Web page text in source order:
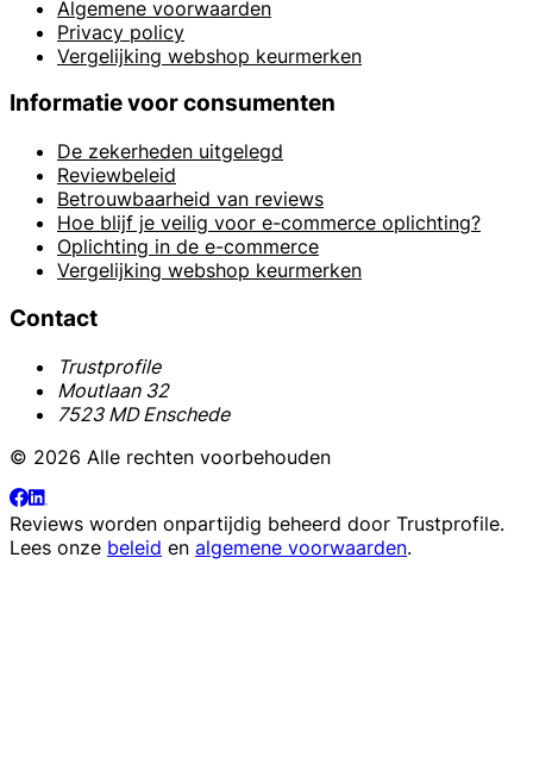
Algemene voorwaarden
Privacy policy
Vergelijking webshop keurmerken
Informatie voor consumenten
De zekerheden uitgelegd
Reviewbeleid
Betrouwbaarheid van reviews
Hoe blijf je veilig voor e-commerce oplichting?
Oplichting in de e-commerce
Vergelijking webshop keurmerken
Contact
Trustprofile
Moutlaan 32
7523 MD Enschede
© 2026 Alle rechten voorbehouden
Reviews worden onpartijdig beheerd door Trustprofile.
Lees onze beleid en algemene voorwaarden.